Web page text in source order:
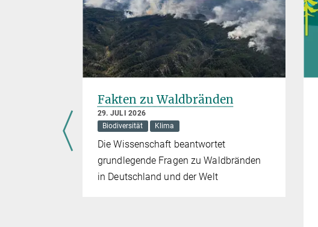
Fakten zu Waldbränden
29. JULI 2026
Biodiversität
Klima
Die Wissenschaft beantwortet
grundlegende Fragen zu Waldbränden
in Deutschland und der Welt